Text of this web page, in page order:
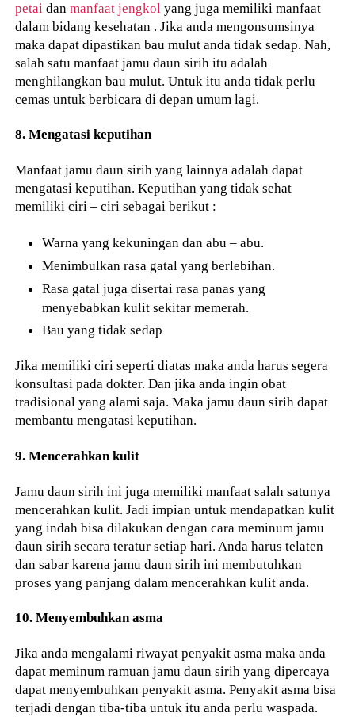
petai danmanfaat jengkol yang juga memiliki manfaat
dalam bidang kesehatan . Jika anda mengonsumsinya
maka dapat dipastikan bau mulut anda tidak sedap. Nah,
salah satu manfaat jamu daun sirih itu adalah
menghilangkan bau mulut. Untuk itu anda tidak perlu
cemas untuk berbicara di depan umum lagi.
8. Mengatasi keputihan
Manfaat jamu daun sirih yang lainnya adalah dapat
mengatasi keputihan. Keputihan yang tidak sehat
memiliki ciri – ciri sebagai berikut :
Warna yang kekuningan dan abu – abu.
Menimbulkan rasa gatal yang berlebihan.
Rasa gatal juga disertai rasa panas yang
menyebabkan kulit sekitar memerah.
Bau yang tidak sedap
Jika memiliki ciri seperti diatas maka anda harus segera
konsultasi pada dokter. Dan jika anda ingin obat
tradisional yang alami saja. Maka jamu daun sirih dapat
membantu mengatasi keputihan.
9. Mencerahkan kulit
Jamu daun sirih ini juga memiliki manfaat salah satunya
mencerahkan kulit. Jadi impian untuk mendapatkan kulit
yang indah bisa dilakukan dengan cara meminum jamu
daun sirih secara teratur setiap hari. Anda harus telaten
dan sabar karena jamu daun sirih ini membutuhkan
proses yang panjang dalam mencerahkan kulit anda.
10. Menyembuhkan asma
Jika anda mengalami riwayat penyakit asma maka anda
dapat meminum ramuan jamu daun sirih yang dipercaya
dapat menyembuhkan penyakit asma. Penyakit asma bisa
terjadi dengan tiba-tiba untuk itu anda perlu waspada.